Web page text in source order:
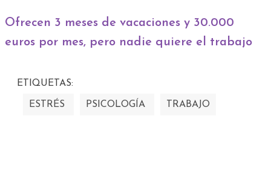
Ofrecen 3 meses de vacaciones y 30.000
euros por mes, pero nadie quiere el trabajo
ETIQUETAS:
ESTRÉS PSICOLOGÍA TRABAJO